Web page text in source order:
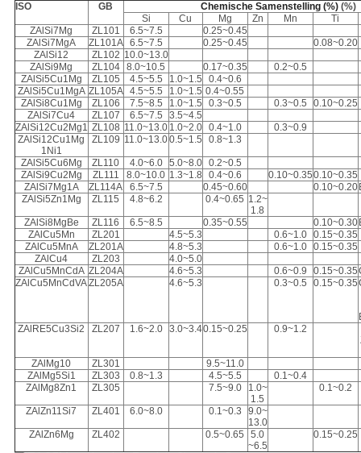
ISO GB Chemische Samenstelling (%) (%)
Si
Cu Mg Zn Mn
Ti
ZAlSi7Mg
ZL101 6.5~7.5
0.25~0.45
ZAlSi7MgA
ZL101A 6.5~7.5 0.25~0.45
0.08~0.20
ZAlSi12
ZL102 10.0~13.0
ZAlSi9Mg
ZL104 8.0~10.5 0.17~0.35
0.2~0.5
ZAlSi5Cu1Mg
ZL105 4.5~5.5 1.0~1.5
0.4~0.6
ZAlSi5Cu1MgA ZL105A 4.5~5.5 1.0~1.5 0.4~0.55
ZAlSi8Cu1Mg
ZL106 7.5~8.5 1.0~1.5 0.3~0.5 0.3~0.5
0.10~0.25
ZAlSi7Cu4
ZL107 6.5~7.5
3.5~4.5
ZAlSi12Cu2Mg1 ZL108 11.0~13.0 1.0~2.0 0.4~1.0
0.3~0.9
ZAlSi12Cu1Mg
1Ni1
ZL109 11.0~13.00.5~1.5 0.8~1.3
ZAlSi5Cu6Mg ZL110 4.0~6.0 5.0~8.0 0.2~0.5
ZAlSi9Cu2Mg
ZL111 8.0~10.0 1.3~1.8 0.4~0.6 0.10~0.350.10~0.35
ZAlSi7Mg1A
ZL114A 6.5~7.5 0.45~0.60 0.10~0.20
ZAlSi5Zn1Mg
ZL115 4.8~6.2 0.4~0.65 1.2~
1.8
ZAlSi8MgBe
ZL116 6.5~8.5 0.35~0.55 0.10~0.30
ZAlCu5Mn
ZL201 4.5~5.3 0.6~1.0 0.15~0.35
ZAlCu5MnA
ZL201A 4.8~5.3 0.6~1.0 0.15~0.35
ZAlCu4
ZL203
4.0~5.0
ZAlCu5MnCdA ZL204A 4.6~5.3 0.6~0.9 0.15~0.35
ZAlCu5MnCdVAZL205A 4.6~5.3 0.3~0.5 0.15~0.35
ZAlRE5Cu3Si2
ZL207 1.6~2.0 3.0~3.40.15~0.25
0.9~1.2
ZAlMg10 ZL301
9.5~11.0
ZAlMg5Si1
ZL303 0.8~1.3 4.5~5.5
0.1~0.4
ZAlMg8Zn1
ZL305 7.5~9.0
1.0~
1.5
0.1~0.2
ZAlZn11Si7 ZL401 6.0~8.0 0.1~0.3
9.0~
13.0
ZAlZn6Mg
ZL402 0.5~0.65
5.0
~6.5
0.15~0.25